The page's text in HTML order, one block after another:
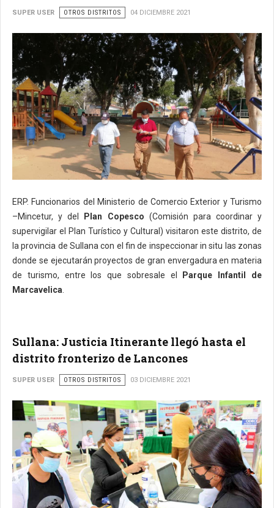
SUPER USER OTROS DISTRITOS 04 DICIEMBRE 2021
ERP. Funcionarios del Ministerio de Comercio Exterior y Turismo
–Mincetur, y del Plan Copesco (Comisión para coordinar y
supervigilar el Plan Turístico y Cultural) visitaron este distrito, de
la provincia de Sullana con el fin de inspeccionar in situ las zonas
donde se ejecutarán proyectos de gran envergadura en materia
de turismo, entre los que sobresale el Parque Infantil de
Marcavelica
Sullana: Justicia Itinerante llegó hasta el
distrito fronterizo de Lancones
SUPER USER OTROS DISTRITOS 03 DICIEMBRE 2021